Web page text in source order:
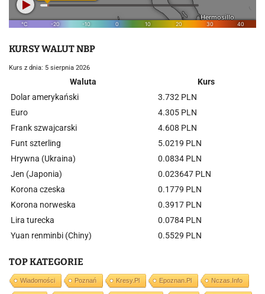
KURSY WALUT NBP
Kurs z dnia: 5 sierpnia 2026
Waluta
Kurs
Dolar amerykański
3.732 PLN
Euro
4.305 PLN
Frank szwajcarski
4.608 PLN
Funt szterling
5.0219 PLN
Hrywna (Ukraina)
0.0834 PLN
Jen (Japonia)
0.023647 PLN
Korona czeska
0.1779 PLN
Korona norweska
0.3917 PLN
Lira turecka
0.0784 PLN
Yuan renminbi (Chiny)
0.5529 PLN
TOP KATEGORIE
Wiadomości Poznań Kresy.pl Epoznan.pl Nczas.info